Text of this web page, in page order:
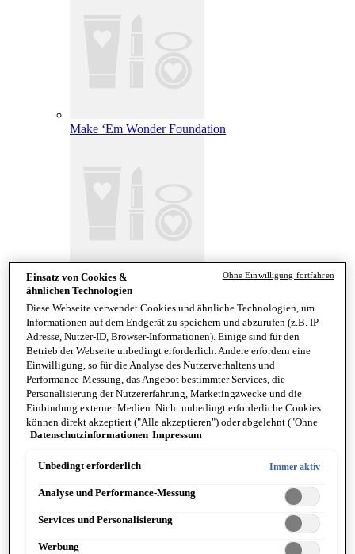
Make ‘Em Wonder Foundation
Wonder Snatch Setting Powder
Fat Cheeks
Body Oils
Fragrance
Body Butter + Lotion
Suga Baddie
Einsatz von Cookies &
ähnlichen Technologien
Diese Webseite verwendet Cookies und ähnliche Technologien, um
Informationen auf dem Endgerät zu speichern und abzurufen (z.B. IP-
Adresse, Nutzer-ID, Browser-Informationen). Einige sind für den
Betrieb der Webseite unbedingt erforderlich. Andere erfordern eine
Einwilligung, so für die Analyse des Nutzerverhaltens und
Performance-Messung, das Angebot bestimmter Services, die
Personalisierung der Nutzererfahrung, Marketingzwecke und die
Einbindung externer Medien. Nicht unbedingt erforderliche Cookies
können direkt akzeptiert ("Alle akzeptieren") oder abgelehnt ("Ohne
Einwilligung fortfahren") werden. Individuelle Anpassungen der
speichern"). Die Auswahl kann jederzeit unter dem Link "Cookie-
Datenschutzinformationen.
Datenschutzinformationen Impressum
Unbedingt erforderlich Immer aktiv
Analyse und Performance-Messung
Services und Personalisierung
Werbung
Ohne Einwilligung fortfahren